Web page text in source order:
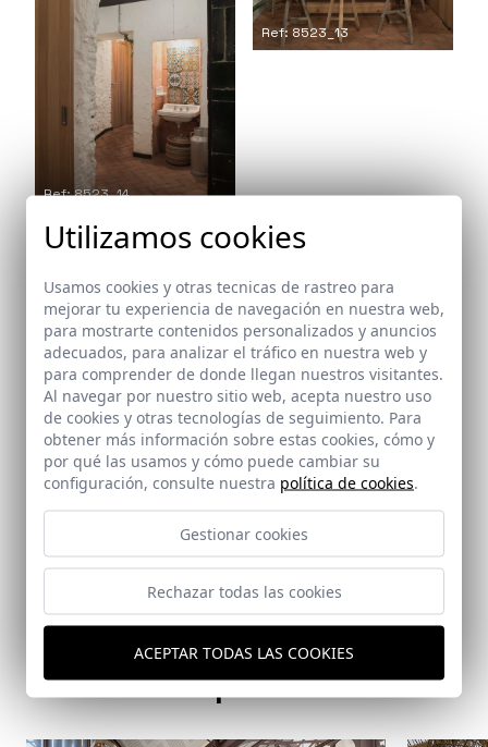
Ref: 8523_13
Ref: 8523_14
Arquitectos
Persevera Producciones
Promotora
Ovejas Negras Company
Enlaces relacionados
Mismo arquitecto
Utilizamos cookies
Usamos cookies y otras tecnicas de rastreo para
mejorar tu experiencia de navegación en nuestra web,
para mostrarte contenidos personalizados y anuncios
adecuados, para analizar el tráfico en nuestra web y
para comprender de donde llegan nuestros visitantes.
Al navegar por nuestro sitio web, acepta nuestro uso
de cookies y otras tecnologías de seguimiento. Para
obtener más información sobre estas cookies, cómo y
por qué las usamos y cómo puede cambiar su
configuración, consulte nuestra política de cookies.
Gestionar cookies
Rechazar todas las cookies
ACEPTAR TODAS LAS COOKIES